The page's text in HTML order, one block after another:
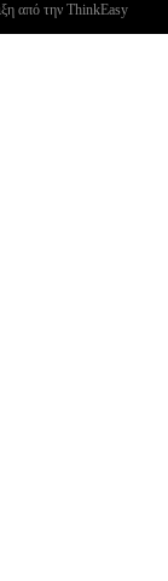
από την ThinkEasy